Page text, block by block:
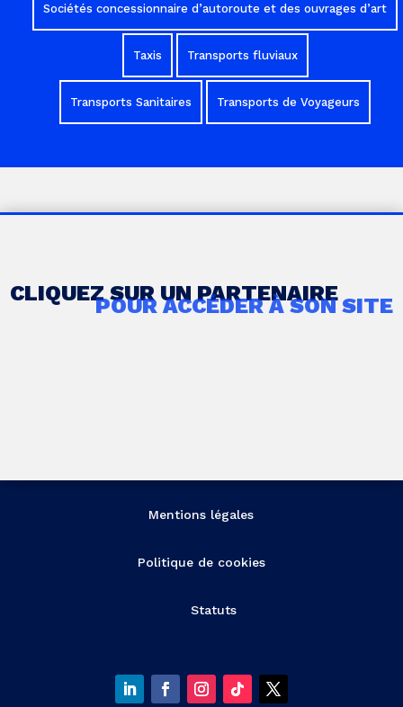
Sociétés concessionnaire d’autoroute et des ouvrages d’art
Taxis Transports fluviaux
Transports Sanitaires Transports de Voyageurs
CLIQUEZ SUR UN PARTENAIRE
POUR ACCÉDER À SON SITE
Mentions légales
Politique de cookies
Statuts